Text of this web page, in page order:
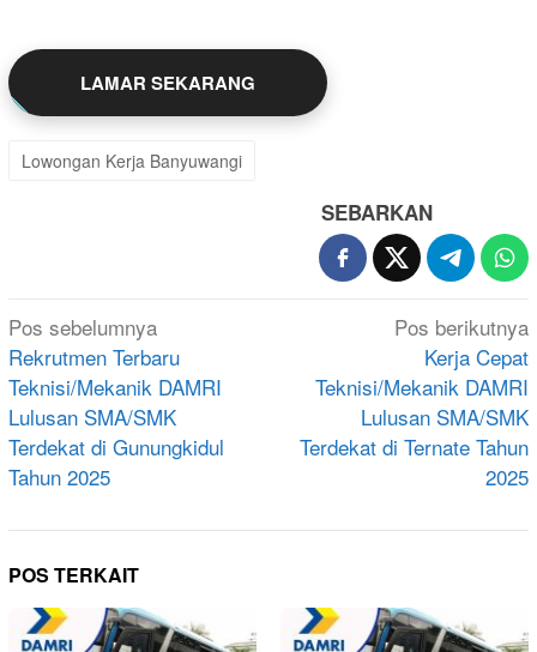
LAMAR SEKARANG
Lowongan Kerja Banyuwangi
SEBARKAN
Navigasi
pos
Pos sebelumnya
Rekrutmen Terbaru
Teknisi/Mekanik DAMRI
Lulusan SMA/SMK
Terdekat di Gunungkidul
Tahun 2025
Pos berikutnya
Kerja Cepat
Teknisi/Mekanik DAMRI
Lulusan SMA/SMK
Terdekat di Ternate Tahun
2025
POS TERKAIT